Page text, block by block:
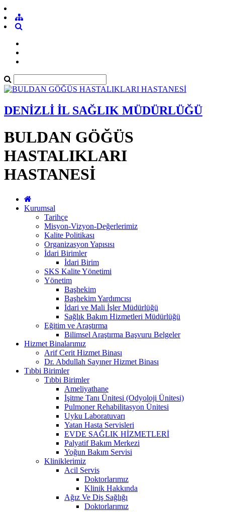
DENİZLİ İL SAĞLIK MÜDÜRLÜĞÜ
BULDAN GÖĞÜS
HASTALIKLARI
HASTANESİ
Kurumsal
Tarihçe
Misyon-Vizyon-Değerlerimiz
Kalite Politikası
Organizasyon Yapısısı
İdari Birimler
İdari Birim
SKS Kalite Yönetimi
Yönetim
Başhekim
Başhekim Yardımcısı
İdari ve Mali İşler Müdürlüğü
Sağlık Bakım Hizmetleri Müdürlüğü
Eğitim ve Araştırma
Bilimsel Araştırma Başvuru Belgeler
Hizmet Binalarımız
Arif Cerit Hizmet Binası
Dr. Abdullah Sayıner Hizmet Binası
Tıbbi Birimler
Tıbbi Birimler
Ameliyathane
İşitme Tanı Ünitesi (Odyoloji Ünitesi)
Pulmoner Rehabilitasyon Ünitesi
Uyku Laboratuvarı
Yatan Hasta Servisleri
EVDE SAĞLIK HİZMETLERİ
Palyatif Bakım Merkezi
Yoğun Bakım Servisi
Kliniklerimiz
Acil Servis
Doktorlarımız
Klinik Hakkında
Ağız Ve Diş Sağlığı
Doktorlarımız